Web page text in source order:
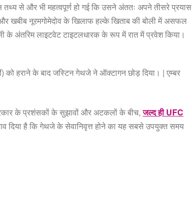
से और भी महत्वपूर्ण हो गई कि उसने अंततः अपने तीसरे प्रयास
और खबीब नूरमगोमेदोव के खिलाफ हल्के खिताब की बोली में असफल
अंतरिम लाइटवेट टाइटलधारक के रूप में रात में प्रवेश किया।
को हराने के बाद जस्टिन गेथजे ने ऑक्टागन छोड़ दिया। | एम्बर
के प्रशंसकों के सुझावों और अटकलों के बीच,जल्द ही UFC
दिया है कि गेथजे के सेवानिवृत्त होने का यह सबसे उपयुक्त समय